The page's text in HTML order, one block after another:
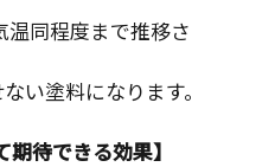
同程度まで推移さ
い塗料になります。
期待できる効果】